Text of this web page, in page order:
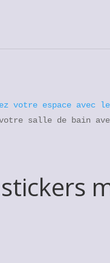
votre espace avec
votre salle de bain